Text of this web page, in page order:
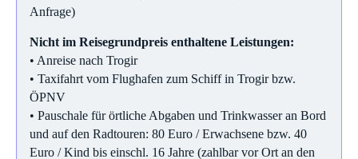
Anfrage)
Nicht im Reisegrundpreis enthaltene Leistungen:
• Anreise nach Trogir
• Taxifahrt vom Flughafen zum Schiff in Trogir bzw.
ÖPNV
• Pauschale für örtliche Abgaben und Trinkwasser an Bord
und auf den Radtouren: 80 Euro / Erwachsene bzw. 40
Euro / Kind bis einschl. 16 Jahre (zahlbar vor Ort an den